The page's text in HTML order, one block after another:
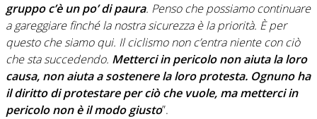
gruppo c’è un po’ di paura. Penso che possiamo continuare
a gareggiare finché la nostra sicurezza è la priorità. È per
questo che siamo qui. Il ciclismo non c’entra niente con ciò
che sta succedendo. Metterci in pericolo non aiuta la loro
causa, non aiuta a sostenere la loro protesta. Ognuno ha
il diritto di protestare per ciò che vuole, ma metterci in
pericolo non è il modo giusto”.